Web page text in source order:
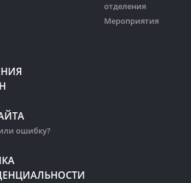
отделения
Мероприятия
ошибку?